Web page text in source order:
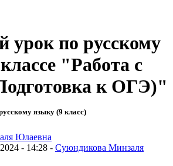
по русскому
"Работа с
к ОГЭ)"
языку (9 класс)
- 14:28 - Суюндикова Минзаля